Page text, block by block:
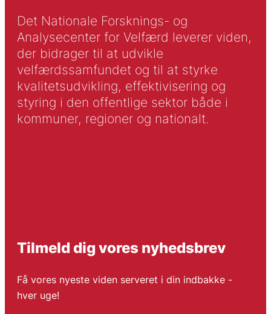
Det Nationale Forsknings- og
Analysecenter for Velfærd leverer viden,
der bidrager til at udvikle
velfærdssamfundet og til at styrke
kvalitetsudvikling, effektivisering og
styring i den offentlige sektor både i
kommuner, regioner og nationalt.
Tilmeld dig vores nyhedsbrev
Få vores nyeste viden serveret i din indbakke -
hver uge!